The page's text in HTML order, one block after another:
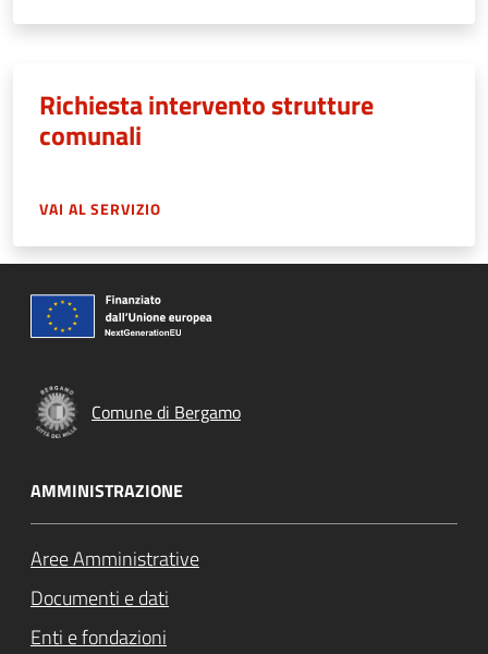
Richiesta intervento strutture
comunali
VAI AL SERVIZIO
Comune di Bergamo
AMMINISTRAZIONE
Aree Amministrative
Documenti e dati
Enti e fondazioni